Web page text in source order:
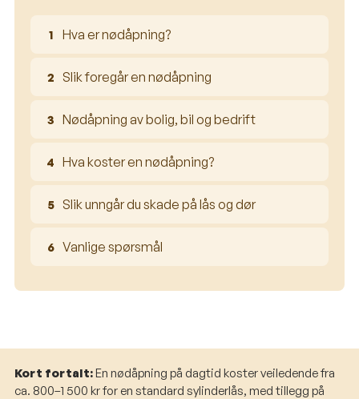
Hva er nødåpning?
Slik foregår en nødåpning
Nødåpning av bolig, bil og bedrift
Hva koster en nødåpning?
Slik unngår du skade på lås og dør
Vanlige spørsmål
Kort fortalt:En nødåpning på dagtid koster veiledende fra
ca. 800–1 500 kr for en standard sylinderlås, med tillegg på